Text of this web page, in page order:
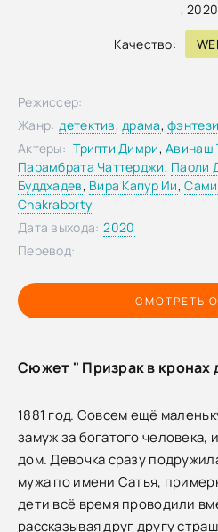
,2020
Качество:
СМОТРЕТЬ
Режиссер:
Жанр: детектив,драма,фэнтези
Актеры: Трипти Димри,Авинаш
Парамбрата Чаттерджи, Паоли
Буддхадев, Вира Капур Ии,
Chakraborty
Дата выхода: 2020
Перевод:
Сюжет " Призрак в кронах
1881 год. Совсем ещё
замуж за богатого человека,
дом. Девочка сразу
мужа по имени Сатья,
дети всё время проводили
рассказывая друг другу